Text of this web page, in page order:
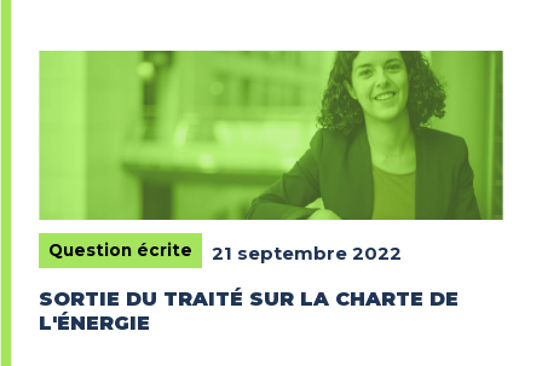
Question écrite
21 septembre 2022
SORTIE DU TRAITÉ SUR LA CHARTE DE
L'ÉNERGIE